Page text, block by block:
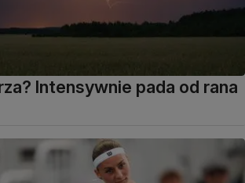
Intensywnie pada od rana